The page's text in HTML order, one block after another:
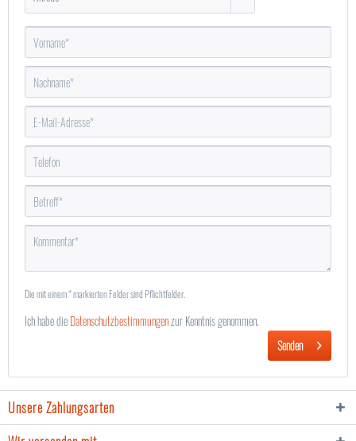
Die mit einem * markierten Felder sind Pflichtfelder.
Ich habe dieDatenschutzbestimmungenzur Kenntnis genommen.
Senden
Unsere Zahlungsarten